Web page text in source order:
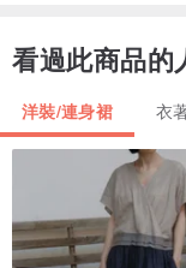
看過此商品的
洋裝/連身裙 衣